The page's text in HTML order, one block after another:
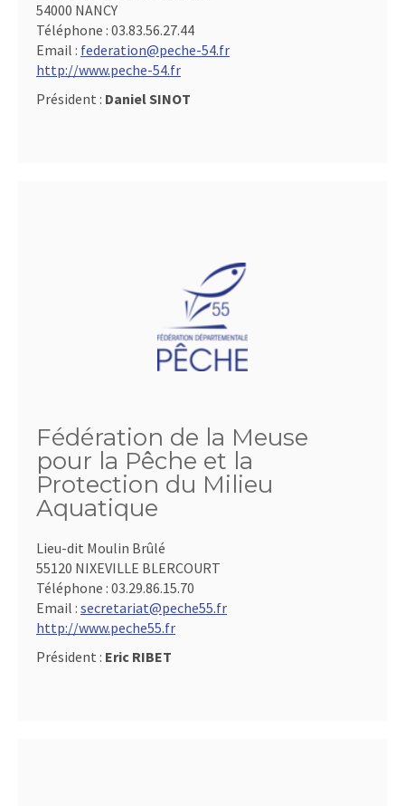
54000 NANCY
Téléphone : 03.83.56.27.44
Email : federation@peche-54.fr
http://www.peche-54.fr
Président : Daniel SINOT
Fédération de la Meuse
pour la Pêche et la
Protection du Milieu
Aquatique
Lieu-dit Moulin Brûlé
55120 NIXEVILLE BLERCOURT
Téléphone : 03.29.86.15.70
Email : secretariat@peche55.fr
http://www.peche55.fr
Président : Eric RIBET